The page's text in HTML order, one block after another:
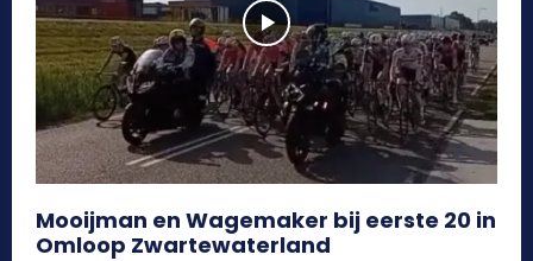
Mooijman en Wagemaker bij eerste 20 in
Omloop Zwartewaterland